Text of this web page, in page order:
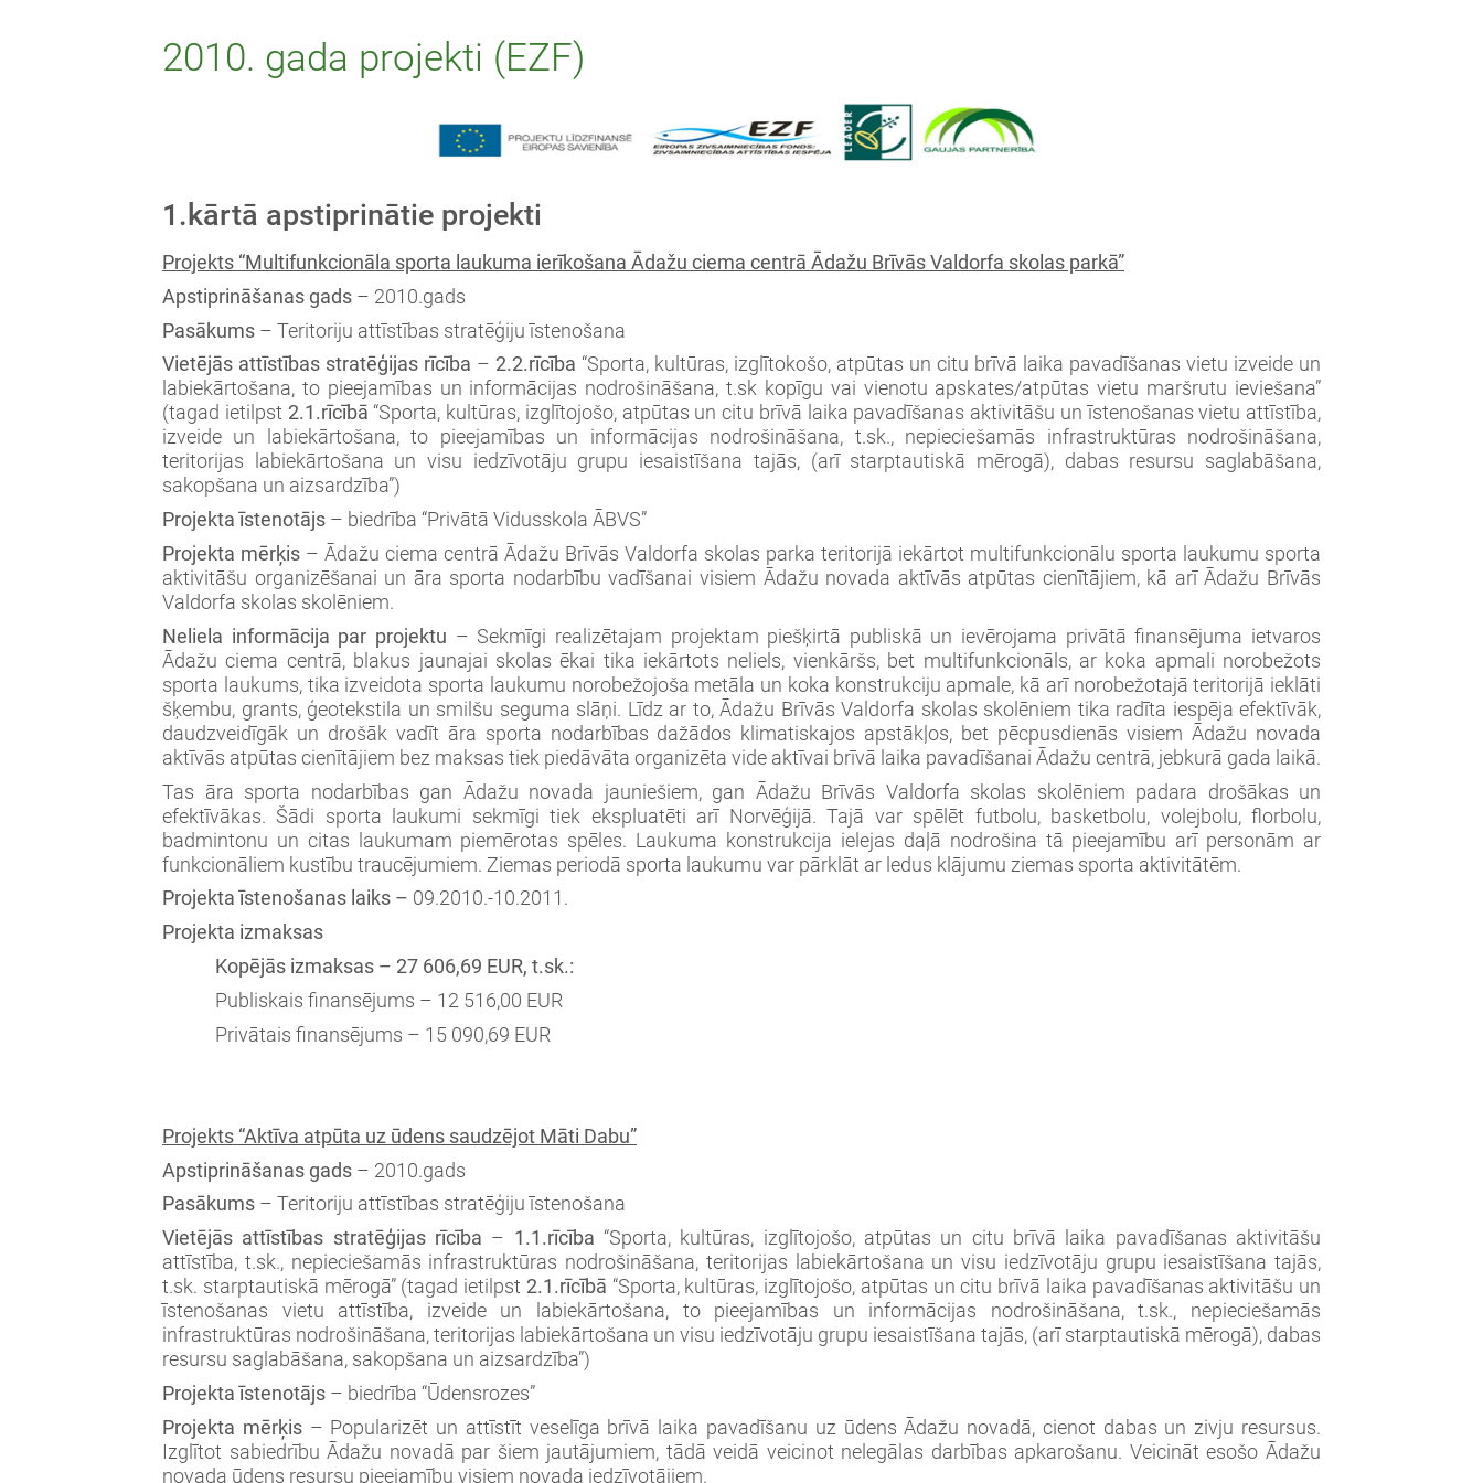
2010. gada projekti (EZF)
1.kārtā apstiprinātie projekti
Projekts “Multifunkcionāla sporta laukuma ierīkošana Ādažu ciema centrā Ādažu Brīvās Valdorfa skolas parkā”
Apstiprināšanas gads – 2010.gads
Pasākums – Teritoriju attīstības stratēģiju īstenošana
Vietējās attīstības stratēģijas rīcība – 2.2.rīcība “Sporta, kultūras, izglītokošo, atpūtas un citu brīvā laika pavadīšanas vietu izveide un
labiekārtošana, to pieejamības un informācijas nodrošināšana, t.sk kopīgu vai vienotu apskates/atpūtas vietu maršrutu ieviešana”
(tagad ietilpst 2.1.rīcībā “Sporta, kultūras, izglītojošo, atpūtas un citu brīvā laika pavadīšanas aktivitāšu un īstenošanas vietu attīstība,
izveide un labiekārtošana, to pieejamības un informācijas nodrošināšana, t.sk., nepieciešamās infrastruktūras nodrošināšana,
teritorijas labiekārtošana un visu iedzīvotāju grupu iesaistīšana tajās, (arī starptautiskā mērogā), dabas resursu saglabāšana,
sakopšana un aizsardzība”)
Projekta īstenotājs – biedrība “Privātā Vidusskola ĀBVS”
Projekta mērķis – Ādažu ciema centrā Ādažu Brīvās Valdorfa skolas parka teritorijā iekārtot multifunkcionālu sporta laukumu sporta
aktivitāšu organizēšanai un āra sporta nodarbību vadīšanai visiem Ādažu novada aktīvās atpūtas cienītājiem, kā arī Ādažu Brīvās
Valdorfa skolas skolēniem.
Neliela informācija par projektu – Sekmīgi realizētajam projektam piešķirtā publiskā un ievērojama privātā finansējuma ietvaros
Ādažu ciema centrā, blakus jaunajai skolas ēkai tika iekārtots neliels, vienkāršs, bet multifunkcionāls, ar koka apmali norobežots
sporta laukums, tika izveidota sporta laukumu norobežojoša metāla un koka konstrukciju apmale, kā arī norobežotajā teritorijā ieklāti
šķembu, grants, ģeotekstila un smilšu seguma slāņi. Līdz ar to, Ādažu Brīvās Valdorfa skolas skolēniem tika radīta iespēja efektīvāk,
daudzveidīgāk un drošāk vadīt āra sporta nodarbības dažādos klimatiskajos apstākļos, bet pēcpusdienās visiem Ādažu novada
aktīvās atpūtas cienītājiem bez maksas tiek piedāvāta organizēta vide aktīvai brīvā laika pavadīšanai Ādažu centrā, jebkurā gada laikā.
Tas āra sporta nodarbības gan Ādažu novada jauniešiem, gan Ādažu Brīvās Valdorfa skolas skolēniem padara drošākas un
efektīvākas. Šādi sporta laukumi sekmīgi tiek ekspluatēti arī Norvēģijā. Tajā var spēlēt futbolu, basketbolu, volejbolu, florbolu,
badmintonu un citas laukumam piemērotas spēles. Laukuma konstrukcija ielejas daļā nodrošina tā pieejamību arī personām ar
funkcionāliem kustību traucējumiem. Ziemas periodā sporta laukumu var pārklāt ar ledus klājumu ziemas sporta aktivitātēm.
Projekta īstenošanas laiks – 09.2010.-10.2011.
Projekta izmaksas
Kopējās izmaksas – 27 606,69 EUR, t.sk.:
Publiskais finansējums – 12 516,00 EUR
Privātais finansējums – 15 090,69 EUR
Projekts “Aktīva atpūta uz ūdens saudzējot Māti Dabu”
Apstiprināšanas gads – 2010.gads
Pasākums – Teritoriju attīstības stratēģiju īstenošana
Vietējās attīstības stratēģijas rīcība – 1.1.rīcība “Sporta, kultūras, izglītojošo, atpūtas un citu brīvā laika pavadīšanas aktivitāšu
attīstība, t.sk., nepieciešamās infrastruktūras nodrošināšana, teritorijas labiekārtošana un visu iedzīvotāju grupu iesaistīšana tajās,
t.sk. starptautiskā mērogā” (tagad ietilpst 2.1.rīcībā “Sporta, kultūras, izglītojošo, atpūtas un citu brīvā laika pavadīšanas aktivitāšu un
īstenošanas vietu attīstība, izveide un labiekārtošana, to pieejamības un informācijas nodrošināšana, t.sk., nepieciešamās
infrastruktūras nodrošināšana, teritorijas labiekārtošana un visu iedzīvotāju grupu iesaistīšana tajās, (arī starptautiskā mērogā), dabas
resursu saglabāšana, sakopšana un aizsardzība”)
Projekta īstenotājs – biedrība “Ūdensrozes”
Projekta mērķis– Popularizēt un attīstīt veselīga brīvā laika pavadīšanu uz ūdens Ādažu novadā, cienot dabas un zivju resursus.
Izglītot sabiedrību Ādažu novadā par šiem jautājumiem, tādā veidā veicinot nelegālas darbības apkarošanu. Veicināt esošo Ādažu
novada ūdens resursu pieejamību visiem novada iedzīvotājiem.